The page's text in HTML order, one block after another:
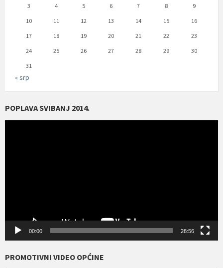
3
4 5 6 7 8
9
10
11 12 13 14 15
16
17
18 19 20 21 22
23
24
25 26 27 28 29
30
31
« srp
POPLAVA SVIBANJ 2014.
00:00 28:56
PROMOTIVNI VIDEO OPĆINE